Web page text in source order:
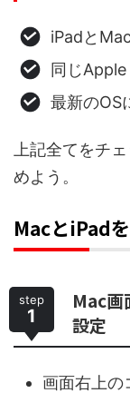
iPadと
同じ
最新のOS
上記全てをチ
めよう。
MacとiPad
step
1
Mac画
設定
画面右上の